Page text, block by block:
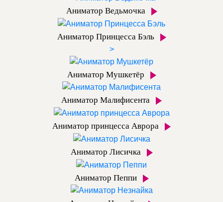
Аниматор Ведьмочка
Аниматор Принцесса Бэль
>
Аниматор Мушкетёр
Аниматор Малифисента
Аниматор принцесса Аврора
Аниматор Лисичка
Аниматор Пеппи